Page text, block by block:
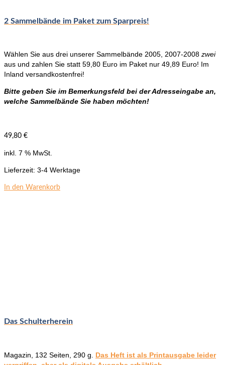
2 Sammelbände im Paket zum Sparpreis!
Wählen Sie aus drei unserer Sammelbände 2005, 2007-2008 zwei
aus und zahlen Sie statt 59,80 Euro im Paket nur 49,89 Euro! Im
Inland versandkostenfrei!
Bitte geben Sie im Bemerkungsfeld bei der Adresseingabe an,
welche Sammelbände Sie haben möchten!
49,80 €
inkl. 7 % MwSt.
Lieferzeit: 3-4 Werktage
In den Warenkorb
Das Schulterherein
Magazin, 132 Seiten, 290 g. Das Heft ist als Printausgabe leider